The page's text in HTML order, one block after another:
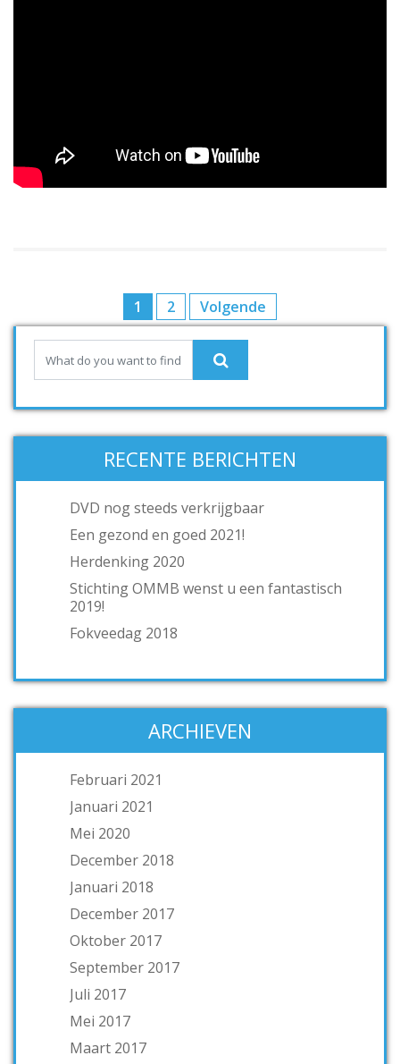
1 2 Volgende
RECENTE BERICHTEN
DVD nog steeds verkrijgbaar
Een gezond en goed 2021!
Herdenking 2020
Stichting OMMB wenst u een fantastisch
2019!
Fokveedag 2018
ARCHIEVEN
Februari 2021
Januari 2021
Mei 2020
December 2018
Januari 2018
December 2017
Oktober 2017
September 2017
Juli 2017
Mei 2017
Maart 2017